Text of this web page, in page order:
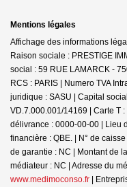
Mentions légales
Affichage des informations
Raison sociale : PRESTIGE
social : 59 RUE LAMARCK -
RCS : PARIS | Numero TVA
juridique : SASU | Capital
VD.7.000.001/14169 | Carte T
délivrance : 0000-00-00 | Lieu
financière : QBE. | N° de
de garantie : NC | Montant de
médiateur : NC | Adresse du
www.medimoconso.fr |